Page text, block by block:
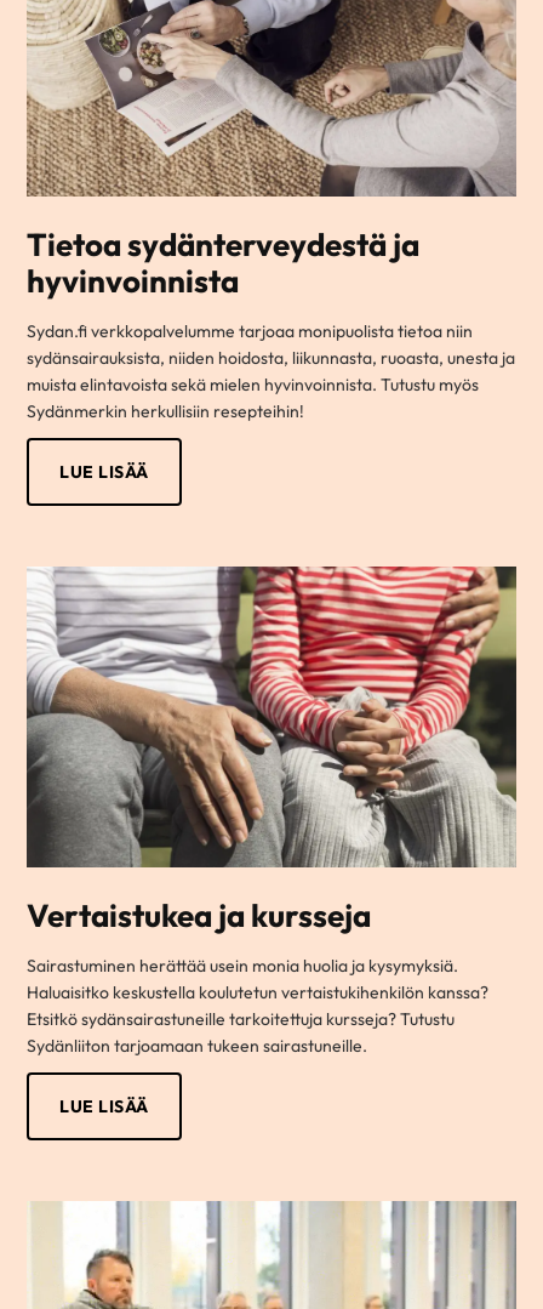
Tietoa sydänterveydestä ja
hyvinvoinnista
Sydan.fi verkkopalvelumme tarjoaa monipuolista tietoa niin
sydänsairauksista, niiden hoidosta, liikunnasta, ruoasta, unesta ja
muista elintavoista sekä mielen hyvinvoinnista. Tutustu myös
Sydänmerkin herkullisiin resepteihin!
LUE LISÄÄ
Vertaistukea ja kursseja
Sairastuminen herättää usein monia huolia ja kysymyksiä.
Haluaisitko keskustella koulutetun vertaistukihenkilön kanssa?
Etsitkö sydänsairastuneille tarkoitettuja kursseja? Tutustu
Sydänliiton tarjoamaan tukeen sairastuneille.
LUE LISÄÄ